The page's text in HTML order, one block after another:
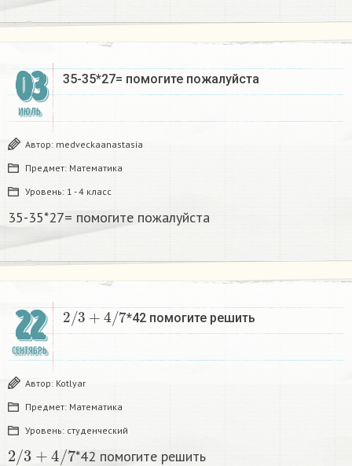
03
ИЮЛЬ
35-35*27= помогите пожалуйста
Автор: medveckaanastasia
Предмет: Математика
Уровень: 1 - 4 класс
35-35*27= помогите пожалуйста
22
СЕНТЯБРЬ
2/3+4/7
*42 помогите решить
Автор: Kotlyar
Предмет: Математика
Уровень: студенческий
2 /3 7
*42 помогите решить